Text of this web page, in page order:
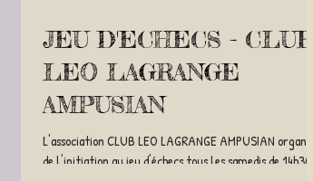
JEU D'ECHECS - CLUB
LEO LAGRANGE
AMPUSIAN
L'association CLUB LEO LAGRANGE AMPUSIAN organise
de l'initiation au jeu d'échecs tous les samedis de 14h30 à